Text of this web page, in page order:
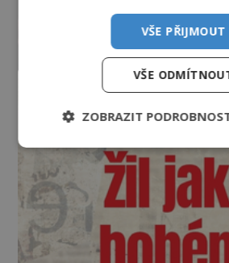
VŠE PŘIJMOUT
VŠE
ZOBRAZIT